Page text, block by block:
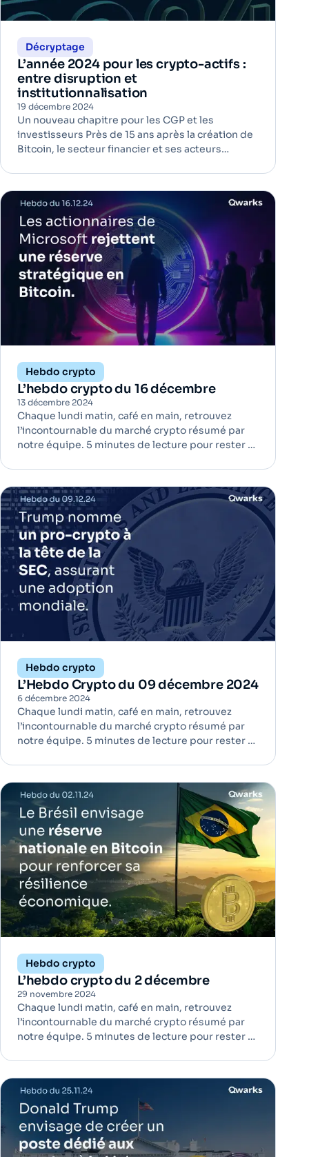
Décryptage
L’année 2024 pour les crypto-actifs :
entre disruption et
institutionnalisation
19 décembre 2024
Un nouveau chapitre pour les CGP et les
investisseurs Près de 15 ans après la création de
Bitcoin, le secteur financier et ses acteurs
prospères. Il semblerait que l'année 2024 a été
celle des bouleversements pour les conseillers
en gestion de patri
Hebdo crypto
L’hebdo crypto du 16 décembre
13 décembre 2024
Chaque lundi matin, café en main, retrouvez
l’incontournable du marché crypto résumé par
notre équipe. 5 minutes de lecture pour rester à
réserve stratégique en Bitcoin | Bitcoin Lors de
son assemblée annuelle, Microsoft a confirmé
que ses actionnai
Hebdo crypto
L’Hebdo Crypto du 09 décembre 2024
6 décembre 2024
Chaque lundi matin, café en main, retrouvez
l’incontournable du marché crypto résumé par
notre équipe. 5 minutes de lecture pour rester à
l'or numérique | Bitcoin Lors d’une récente
allocution, le président de la Réserve fédérale
américaine, Jérome Pow
Hebdo crypto
L’hebdo crypto du 2 décembre
29 novembre 2024
Chaque lundi matin, café en main, retrouvez
l’incontournable du marché crypto résumé par
notre équipe. 5 minutes de lecture pour rester à
Bitcoin pour renforcer sa résilience économique
| Bitcoin Le Brésil pourrait franchir un cap
historique avec l